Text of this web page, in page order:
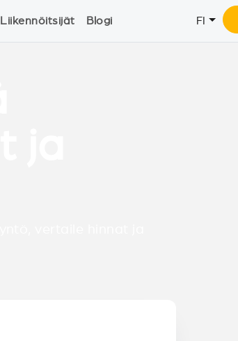
Liikennöitsijät Blogi FI